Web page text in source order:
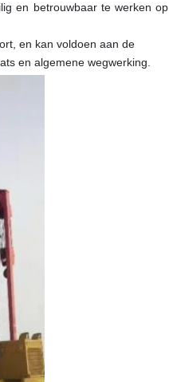
en betrouwbaar te werken op
en kan voldoen aan de
en algemene wegwerking.